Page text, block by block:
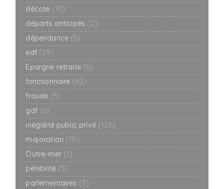
décote (10)
départs anticipés (2)
dépendance (5)
edf (29)
Epargne retraite (6)
fonctionnaire (82)
fraude (5)
gdf (6)
inégalité public privé (126)
majoration (10)
Outre-mer (1)
pénibilité (5)
parlementaires (3)